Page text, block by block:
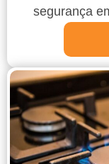
segurança